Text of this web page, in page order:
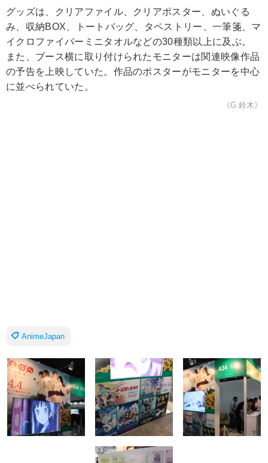
グッズは、クリアファイル、クリアポスター、ぬいぐる
み、収納BOX、トートバッグ、タペストリー、一筆箋、マ
イクロファイバーミニタオルなどの30種類以上に及ぶ。
また、ブース横に取り付けられたモニターは関連映像作品
の予告を上映していた。作品のポスターがモニターを中心
に並べられていた。
《G.鈴木》
AnimeJapan